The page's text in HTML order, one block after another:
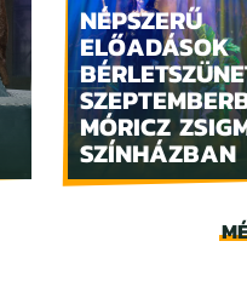
NÉPSZERŰ
ELŐADÁSOK
MÓRICZ
SZÍNHÁZBAN